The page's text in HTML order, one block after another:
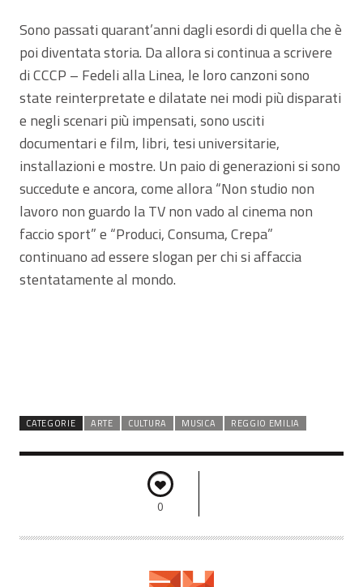
Sono passati quarant’anni dagli esordi di quella che è
poi diventata storia. Da allora si continua a scrivere
di CCCP – Fedeli alla Linea, le loro canzoni sono
state reinterpretate e dilatate nei modi più disparati
e negli scenari più impensati, sono usciti
documentari e film, libri, tesi universitarie,
installazioni e mostre. Un paio di generazioni si sono
succedute e ancora, come allora “Non studio non
lavoro non guardo la TV non vado al cinema non
faccio sport” e “Produci, Consuma, Crepa”
continuano ad essere slogan per chi si affaccia
stentatamente al mondo.
CATEGORIE ARTE CULTURA MUSICA REGGIO EMILIA
0